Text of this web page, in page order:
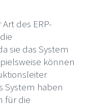
des ERP-
sie das System
können
System haben
für die